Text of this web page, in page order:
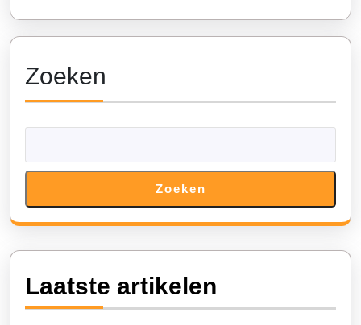
Zoeken
Zoeken
Laatste artikelen